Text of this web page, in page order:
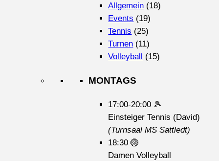
Allgemein (18)
Events (19)
Tennis (25)
Turnen (11)
Volleyball (15)
MONTAGS
17:00-20:00 🎾
Einsteiger Tennis (David)
(Turnsaal MS Sattledt)
18:30🏐
Damen Volleyball